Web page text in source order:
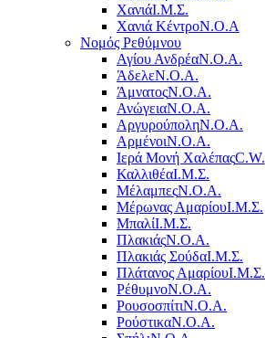
ΧανιάΙ.Μ.Σ.
Χανιά ΚέντροN.O.A
Νομός Ρεθύμνου
Αγίου ΑνδρέαΝ.Ο.Α.
ΆδελεΝ.Ο.Α.
ΆμνατοςΝ.Ο.Α.
ΑνώγειαΝ.Ο.Α.
ΑργυρούποληΝ.Ο.Α.
ΑρμένοιΝ.Ο.Α.
Ιερά Μονή ΧαλέπαςC.W.
ΚαλλιθέαΙ.Μ.Σ.
ΜέλαμπεςΝ.Ο.Α.
Μέρωνας ΑμαρίουΙ.Μ.Σ.
ΜπαλίΙ.Μ.Σ.
ΠλακιάςΝ.Ο.Α.
Πλακιάς ΣούδαΙ.Μ.Σ.
Πλάτανος ΑμαρίουΙ.Μ.Σ.
ΡέθυμνοΝ.Ο.Α.
ΡουσοσπίτιΝ.Ο.Α.
ΡούστικαΝ.Ο.Α.